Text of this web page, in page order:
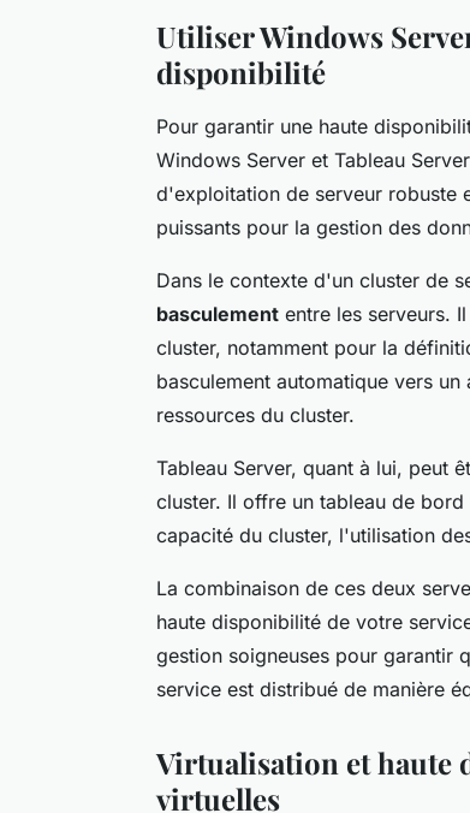
Utiliser Windows
disponibilité
Pour garantir une haute
Windows Server et Tableau
d'exploitation de serveur robuste
puissants pour la gestion des
Dans le contexte d'un cluster de
basculement entre les serveurs.
cluster, notamment pour la
basculement automatique vers
ressources du cluster.
Tableau Server, quant à lui, peut
cluster. Il offre un tableau de
capacité du cluster, l'utilisation
La combinaison de ces deux
haute disponibilité de votre
gestion soigneuses pour garantir
service est distribué de manière
Virtualisation et haute
virtuelles